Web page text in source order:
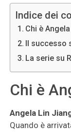
Indice dei
Chi è
Il successo
La serie su
Chi è
Angela Lin
Quando è